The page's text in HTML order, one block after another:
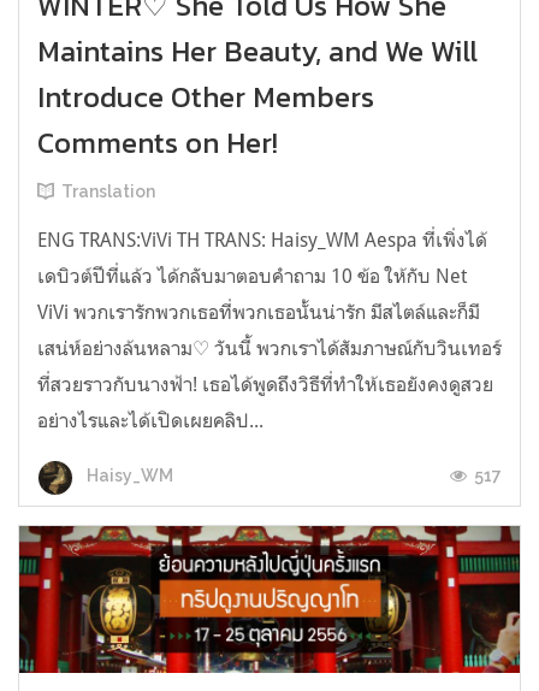
Maintains Her Beauty, and We Will
Introduce Other Members
Comments on Her!
Translation
ENG TRANS:ViVi TH TRANS: Haisy_WM Aespa ที่เพิ่งได้
เดบิวต์ปีที่แล้ว ได้กลับมาตอบคำถาม 10 ข้อ ให้กับ Net
ViVi พวกเรารักพวกเธอที่พวกเธอนั้นน่ารัก มีสไตล์และก็มี
เสน่ห์อย่างล้นหลาม♡ วันนี้ พวกเราได้สัมภาษณ์กับวินเทอร์
ที่สวยราวกับนางฟ้า! เธอได้พูดถึงวิธีที่ทำให้เธอยังคงดูสวย
อย่างไรและได้เปิดเผยคลิป...
Haisy_WM 517